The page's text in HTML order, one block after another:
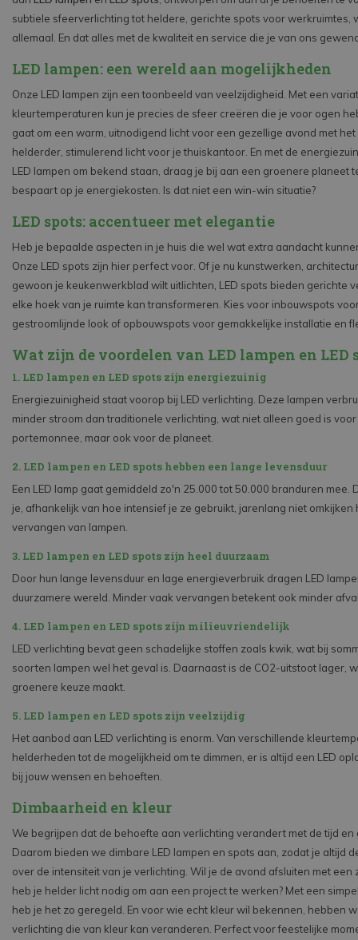
subtiele sfeerverlichting tot heldere, gerichte spots voor werkruimtes,
allemaal. En dat alles met de kwaliteit en service die je van ons
LED lampen: een wereld aan mogelijkheden
Onze LED lampen zijn een toonbeeld van veelzijdigheid. Met een
kleurtemperaturen kun je precies de sfeer creëren die je voor ogen
gaat om een warm, uitnodigend licht voor een gezellige avond met
helderder, stimulerend licht voor je thuiskantoor. En met de
LED lampen om bekend staan, draag je bij aan een groenere planeet
bespaart op je energiekosten. Is dat niet een win-win situatie?
LED spots: accentueer met elegantie
Heb je bepaalde aspecten in je huis die wel wat extra aandacht
Onze LED spots zijn hier perfect voor. Of je nu kunstwerken,
gewoon je keukenwerkblad wilt uitlichten, LED spots bieden gerichte
elke hoek van je ruimte kan transformeren. Kies voor inbouwspots
gestroomlijnde look of opbouwspots voor gemakkelijke installatie en
Wat zijn de voordelen van LED lampen en LED
1. LED lampen en LED spots zijn energiezuinig
Energiezuinigheid staat voorop bij LED verlichting. Deze lampen
minder stroom dan traditionele verlichting, wat niet alleen goed is voor
portemonnee, maar ook voor de planeet.
2. LED lampen en LED spots hebben een lange levensduur
Een LED lamp gaat gemiddeld zo'n 25.000 tot 50.000 branduren mee.
je, afhankelijk van hoe intensief je ze gebruikt, jarenlang niet omkijken
vervangen van lampen.
3. LED lampen en LED spots zijn heel duurzaam
Door hun lange levensduur en lage energieverbruik dragen LED
duurzamere wereld. Minder vaak vervangen betekent ook minder
4. LED lampen en LED spots zijn milieuvriendelijk
LED verlichting bevat geen schadelijke stoffen zoals kwik, wat bij
soorten lampen wel het geval is. Daarnaast is de CO2-uitstoot lager,
groenere keuze maakt.
5. LED lampen en LED spots zijn veelzijdig
Het aanbod aan LED verlichting is enorm. Van verschillende
helderheden tot de mogelijkheid om te dimmen, er is altijd een LED
bij jouw wensen en behoeften.
Dimbaarheid en kleur
We begrijpen dat de behoefte aan verlichting verandert met de tijd en
Daarom bieden we dimbare LED lampen en spots aan, zodat je altijd
over de intensiteit van je verlichting. Wil je de avond afsluiten met een
heb je helder licht nodig om aan een project te werken? Met een
heb je het zo geregeld. En voor wie echt kleur wil bekennen, hebben
verlichting die van kleur kan veranderen. Perfect voor feestelijke